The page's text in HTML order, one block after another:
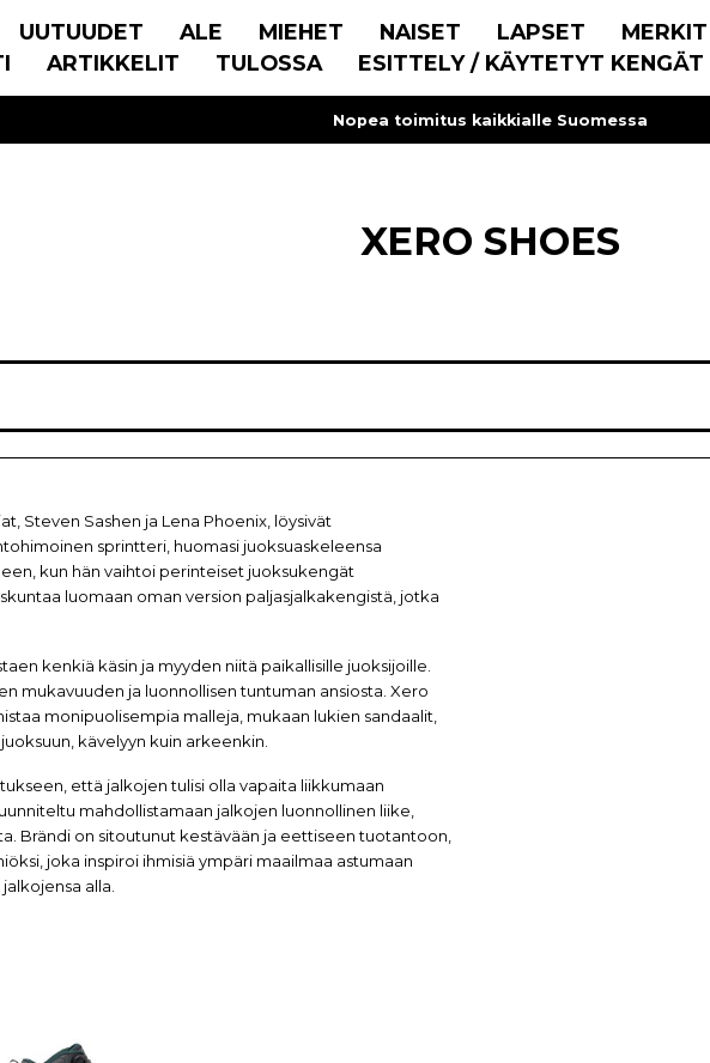
UUTUUDET ALE MIEHET NAISET LAPSET MERKIT
ARTIKKELIT TULOSSA ESITTELY / KÄYTETYT KENGÄT
Nopea toimitus kaikkialle Suomessa
XERO SHOES
Steven Sashen ja Lena Phoenix, löysivät
sprintteri, huomasi juoksuaskeleensa
kun hän vaihtoi perinteiset juoksukengät
luomaan oman version paljasjalkakengistä, jotka
kenkiä käsin ja myyden niitä paikallisille juoksijoille.
mukavuuden ja luonnollisen tuntuman ansiosta. Xero
monipuolisempia malleja, mukaan lukien sandaalit,
kävelyyn kuin arkeenkin.
että jalkojen tulisi olla vapaita liikkumaan
mahdollistamaan jalkojen luonnollinen liike,
Brändi on sitoutunut kestävään ja eettiseen tuotantoon,
joka inspiroi ihmisiä ympäri maailmaa astumaan
alla.